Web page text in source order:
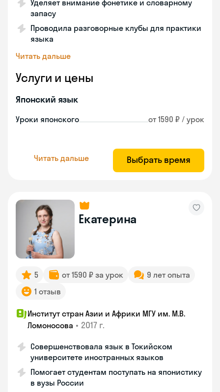
Уделяет внимание фонетике и словарному
запасу
Проводила разговорные клубы для практики
языка
Читать дальше
Услуги и цены
Японский язык
Уроки японского от 1590 ₽ / урок
Читать дальше Выбрать время
Екатерина
5 от 1590 ₽ за урок
9 лет опыта
1 отзыв
Институт стран Азии и Африки МГУ им. М.В.
Ломоносова • 2017 г.
Совершенствовала язык в Токийском
университете иностранных языков
Помогает студентам поступать на японистику
в вузы России